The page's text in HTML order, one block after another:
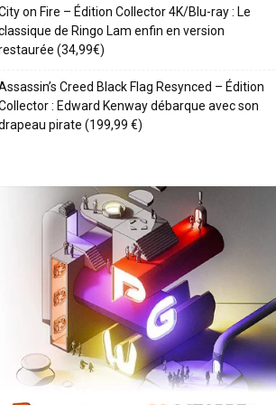
on Fire – Édition Collector 4K/Blu-ray : Le
de Ringo Lam enfin en version
(34,99€)
Creed Black Flag Resynced – Édition
: Edward Kenway débarque avec son
pirate (199,99 €)